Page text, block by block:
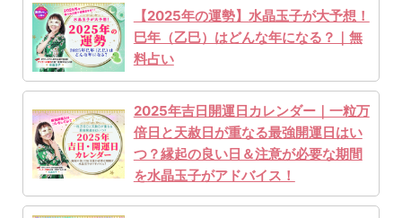
【2025年の運勢】水晶玉子が大予想！
巳年（乙巳）はどんな年になる？｜無
料占い
2025年吉日開運日カレンダー｜一粒万
倍日と天赦日が重なる最強開運日はい
つ？縁起の良い日＆注意が必要な期間
を水晶玉子がアドバイス！